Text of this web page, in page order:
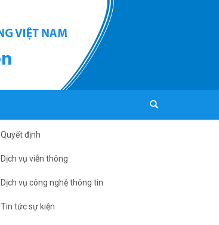
Quyết định
Dịch vụ viễn thông
Dịch vụ công nghệ thông tin
Tin tức sự kiện